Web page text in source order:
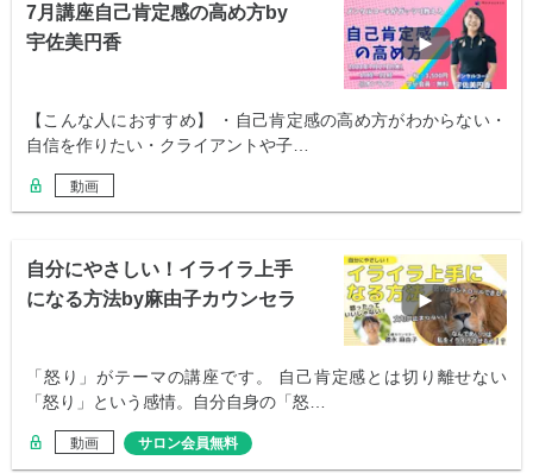
7月講座自己肯定感の高め方by
宇佐美円香
【こんな人におすすめ】 ・自己肯定感の高め方がわからない・
自信を作りたい・クライアントや子…
動画
自分にやさしい！イライラ上手
になる方法by麻由子カウンセラ
「怒り」がテーマの講座です。 自己肯定感とは切り離せない
「怒り」という感情。自分自身の「怒…
動画 サロン会員無料